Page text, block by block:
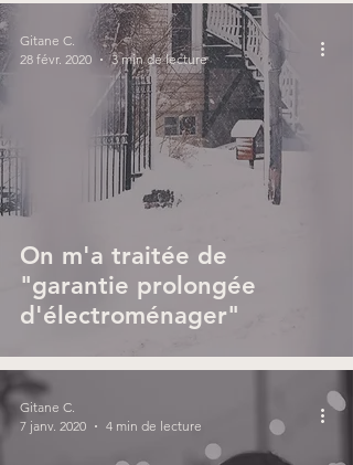
On m'a traitée de
"garantie prolongée
d'électroménager"
Gitane C.
28 févr. 2020
3 min de lecture
Gitane C.
7 janv. 2020
4 min de lecture